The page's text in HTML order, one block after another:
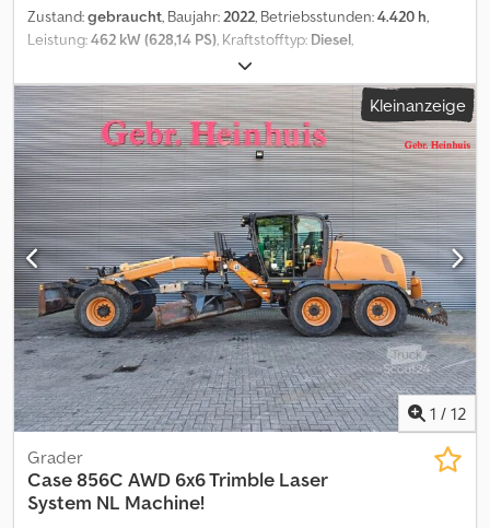
Zustand:gebraucht, Baujahr:2022, Betriebsstunden:4.420 h,
Leistung:462 kW (628,14 PS), Kraftstofftyp: Diesel,
40 km/h, Ausstattung:
Bordcomputer, Kabine, Klimaanlage, Betriebsstunden:4420,
Dreipunkt / Heckhubwerkanhängung,
Rundumleuchte_____Heckhubwerk,Lagerort:Kunde Codpfezf T
Dqjx Afmorf
Kleinanzeige
1 / 12
Grader
Case856C AWD 6x6 Trimble Laser
System NL Machine!